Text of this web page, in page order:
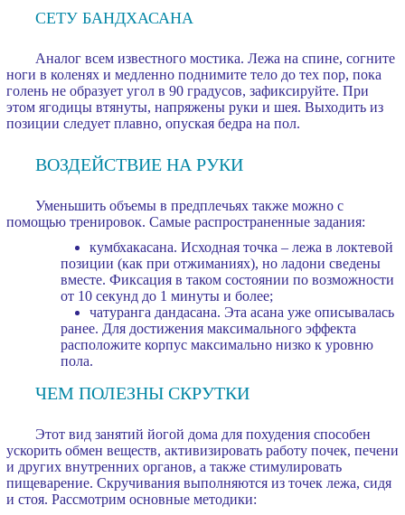
СЕТУ БАНДХАСАНА
Аналог всем известного мостика. Лежа на спине, согните
ноги в коленях и медленно поднимите тело до тех пор, пока
голень не образует угол в 90 градусов, зафиксируйте. При
этом ягодицы втянуты, напряжены руки и шея. Выходить из
позиции следует плавно, опуская бедра на пол.
ВОЗДЕЙСТВИЕ НА РУКИ
Уменьшить объемы в предплечьях также можно с
помощью тренировок. Самые распространенные задания:
кумбхакасана. Исходная точка – лежа в локтевой
позиции (как при отжиманиях), но ладони сведены
вместе. Фиксация в таком состоянии по возможности
от 10 секунд до 1 минуты и более;
чатуранга дандасана. Эта асана уже описывалась
ранее. Для достижения максимального эффекта
расположите корпус максимально низко к уровню
пола.
ЧЕМ ПОЛЕЗНЫ СКРУТКИ
Этот вид занятий йогой дома для похудения способен
ускорить обмен веществ, активизировать работу почек, печени
и других внутренних органов, а также стимулировать
пищеварение. Скручивания выполняются из точек лежа, сидя
и стоя. Рассмотрим основные методики: